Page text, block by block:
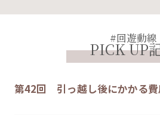
#回遊動線
PICK UP
第42回 引っ越し後にかかる